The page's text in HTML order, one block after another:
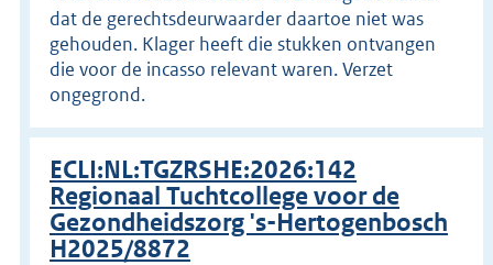
dat de gerechtsdeurwaarder daartoe niet was
gehouden. Klager heeft die stukken ontvangen
die voor de incasso relevant waren. Verzet
ongegrond.
ECLI:NL:TGZRSHE:2026:142
Regionaal Tuchtcollege voor de
Gezondheidszorg 's-Hertogenbosch
H2025/8872